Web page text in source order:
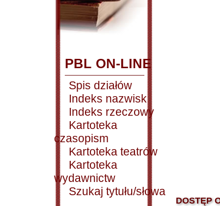
PBL ON-LINE
Spis działów
Indeks nazwisk
Indeks rzeczowy
Kartoteka
czasopism
Kartoteka teatrów
Kartoteka
wydawnictw
Szukaj tytułu/słowa
DOSTĘP